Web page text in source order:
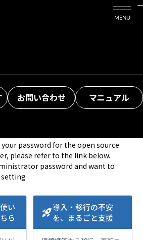
お問い合わせ マニュアル
MENU
password and want to
password for the open source
password and want to
い
ら
rocket_launch導入・移行の不安
を、まるごと支援